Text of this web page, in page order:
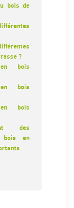
bois de
?
bois
bois
bois
des
bois en